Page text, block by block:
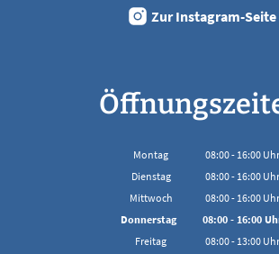
Zur Instagram-Seite
Montag 08:00- 16:00Uhr
Von
Dienstag 08:00- 16:00Uhr
Von
Mittwoch 08:00- 16:00Uhr
Von
Donnerstag 08:00- 16:00
Von
Freitag 08:00- 13:00Uhr